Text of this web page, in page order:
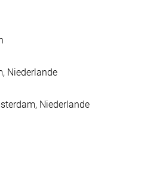
Niederlande
Niederlande